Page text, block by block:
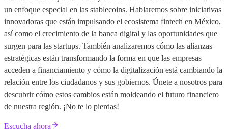
un enfoque especial en las stablecoins. Hablaremos sobre iniciativas
innovadoras que están impulsando el ecosistema fintech en México,
así como el crecimiento de la banca digital y las oportunidades que
surgen para las startups. También analizaremos cómo las alianzas
estratégicas están transformando la forma en que las empresas
acceden a financiamiento y cómo la digitalización está cambiando la
relación entre los ciudadanos y sus gobiernos. Únete a nosotros para
descubrir cómo estos cambios están moldeando el futuro financiero
de nuestra región. ¡No te lo pierdas!
Escucha ahora